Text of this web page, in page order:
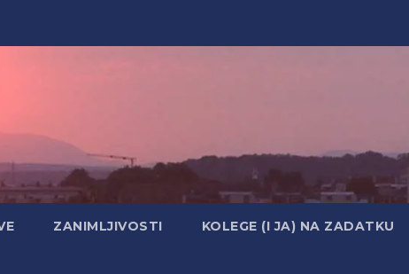
ZANIMLJIVOSTI KOLEGE (I JA) NA ZADATKU